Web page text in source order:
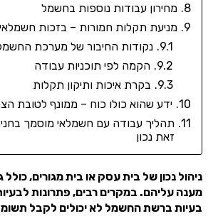
מחירון עבודות נוספות בחשמל
מניעת תקלות חמורות – בזכות
נקודות החיבור של מערכת
הקמה לפי תוכניות עבודה
בקרת איכות ותיקון תקלות
ידע שהוא כולו כוח – ממונף לטובת
תהליך עבודה עם חשמלאי מוסמך
זאת נכון
ניהול נכון של בית עסק או בית מגורים,
מענה עליהם. במקרים רבים, פתרונות
בעיות ברשת החשמל לא יכולים לקבל